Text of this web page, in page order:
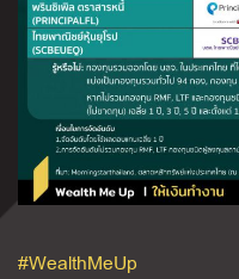
#WealthMeUp